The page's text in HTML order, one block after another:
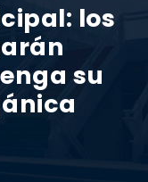
los
su